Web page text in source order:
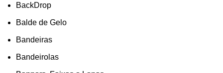
BackDrop
Balde de Gelo
Bandeiras
Bandeirolas